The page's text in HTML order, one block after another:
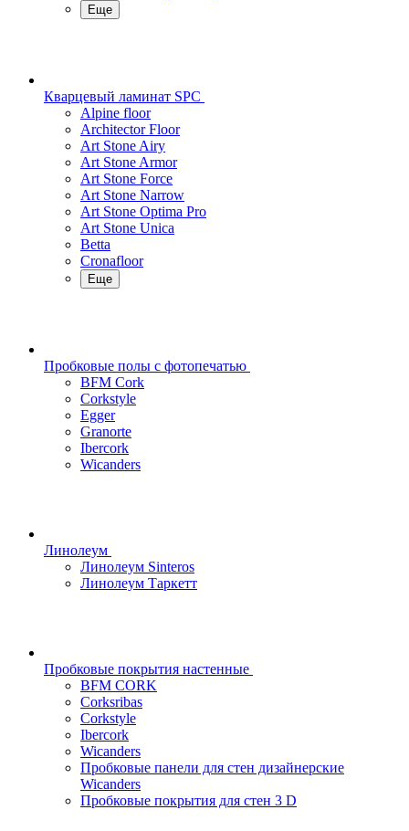
Еще
Кварцевый ламинат SPC
Alpine floor
Architector Floor
Art Stone Airy
Art Stone Armor
Art Stone Force
Art Stone Narrow
Art Stone Optima Pro
Art Stone Unica
Betta
Cronafloor
Еще
Пробковые полы с фотопечатью
BFM Cork
Corkstyle
Egger
Granorte
Ibercork
Wicanders
Линолеум
Линолеум Sinteros
Линолеум Таркетт
Пробковые покрытия настенные
BFM CORK
Corksribas
Corkstyle
Ibercork
Wicanders
Пробковые панели для стен дизайнерские
Wicanders
Пробковые покрытия для стен 3 D